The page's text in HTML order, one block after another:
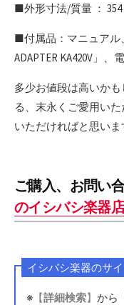
■外形寸法/質量 ： 354
■付属品：マニュアル
ADAPTER KA420V」、
多少お値段は高いか
る、末永くご愛用い
いただければと思いま
ご購入、お問い
のイシバシ楽器
イシバシ楽器のサ
※ 【詳細検索】 から